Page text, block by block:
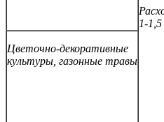
1-
Цветочно-декоративные
культуры, газонные травы